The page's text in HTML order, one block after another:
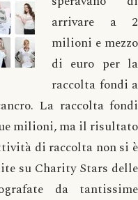
arrivare a 2
milioni e mezzo
di euro per la
raccolta fondi a
La raccolta fondi
milioni, ma il risultato
di raccolta non si è
su Charity Stars delle
da tantissime